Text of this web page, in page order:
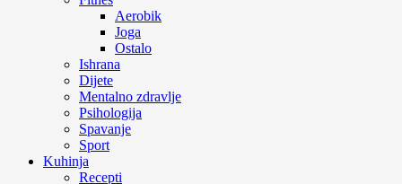
Aerobik
Joga
Ostalo
Ishrana
Dijete
Mentalno zdravlje
Psihologija
Spavanje
Sport
Kuhinja
Recepti